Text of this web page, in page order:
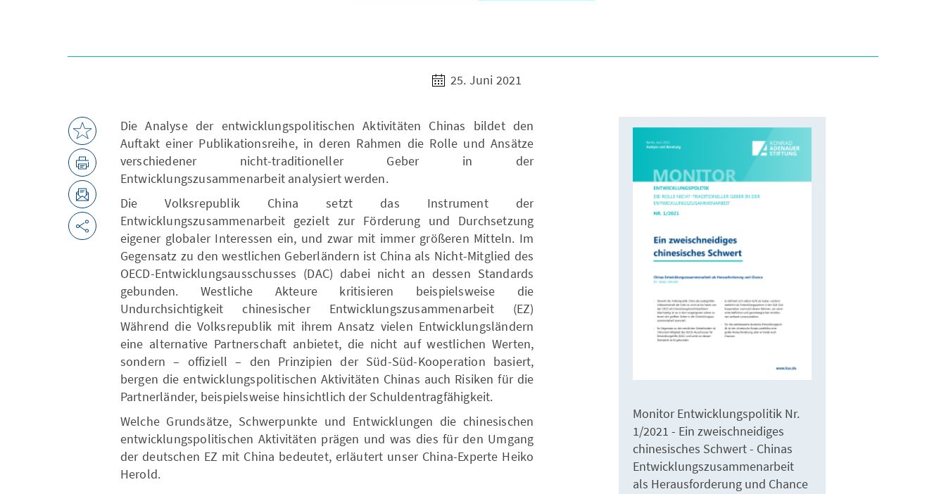
25. Juni 2021
Die Analyse der entwicklungspolitischen Aktivitäten Chinas bildet den
Auftakt einer Publikationsreihe, in deren Rahmen die Rolle und Ansätze
verschiedener nicht-traditioneller Geber in der
Entwicklungszusammenarbeit analysiert werden.
Die Volksrepublik China setzt das Instrument der
Entwicklungszusammenarbeit gezielt zur Förderung und Durchsetzung
eigener globaler Interessen ein, und zwar mit immer größeren Mitteln. Im
Gegensatz zu den westlichen Geberländern ist China als Nicht-Mitglied des
OECD-Entwicklungsausschusses (DAC) dabei nicht an dessen Standards
gebunden. Westliche Akteure kritisieren beispielsweise die
Undurchsichtigkeit chinesischer Entwicklungszusammenarbeit (EZ)
Während die Volksrepublik mit ihrem Ansatz vielen Entwicklungsländern
eine alternative Partnerschaft anbietet, die nicht auf westlichen Werten,
sondern – offiziell – den Prinzipien der Süd-Süd-Kooperation basiert,
bergen die entwicklungspolitischen Aktivitäten Chinas auch Risiken für die
Partnerländer, beispielsweise hinsichtlich der Schuldentragfähigkeit.
Welche Grundsätze, Schwerpunkte und Entwicklungen die chinesischen
entwicklungspolitischen Aktivitäten prägen und was dies für den Umgang
der deutschen EZ mit China bedeutet, erläutert unser China-Experte Heiko
Herold.
Monitor Entwicklungspolitik Nr.
1/2021 - Ein zweischneidiges
chinesisches Schwert - Chinas
Entwicklungszusammenarbeit
als Herausforderung und Chance